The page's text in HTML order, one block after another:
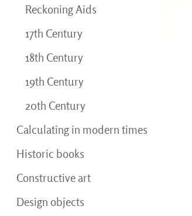
Reckoning Aids
17th Century
18th Century
19th Century
20th Century
Calculating in modern times
Historic books
Constructive art
Design objects